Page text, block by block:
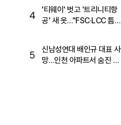
4
'티웨이' 벗고 '트리니티항
공' 새 옷…"FSC·LCC 틈
5
신남성연대 배인규 대표 사
망…인천 아파트서 숨진 채